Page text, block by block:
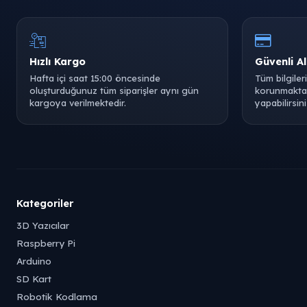
Hızlı Kargo
Hafta içi saat 15:00 öncesinde
oluşturduğunuz tüm siparişler aynı gün
kargoya verilmektedir.
Güvenli
Tüm
Kategoriler
3D Yazıcılar
Raspberry Pi
Arduino
SD Kart
Robotik Kodlama